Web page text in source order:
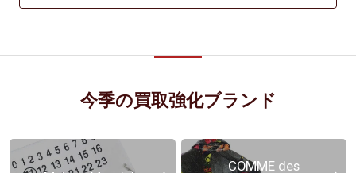
今季の買取強化ブランド
COMME des